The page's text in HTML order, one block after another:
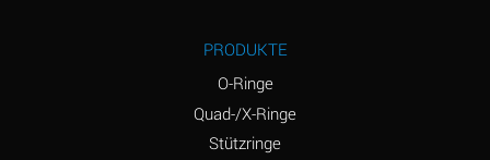
Ammonium Carbonate
Ammonium Chloride
PRODUKTE
O-Ringe
Quad-/X-Ringe
Stützringe